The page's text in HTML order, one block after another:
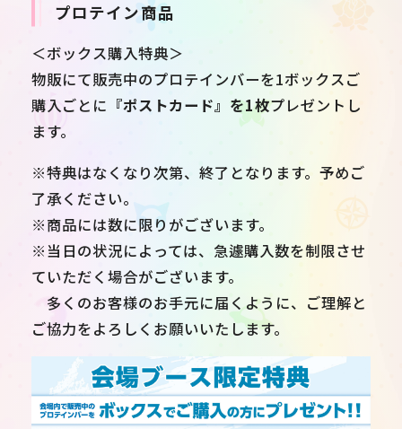
プロテイン商品
＜ボックス購入特典＞
物販にて販売中のプロテインバーを1ボックスご
購入ごとに 『ポストカード』を1枚プレゼントし
ます。
※特典はなくなり次第、終了となります。予めご
了承ください。
※商品には数に限りがございます。
※当日の状況によっては、急遽購入数を制限させ
ていただく場合がございます。
多くのお客様のお手元に届くように、ご理解と
ご協力をよろしくお願いいたします。